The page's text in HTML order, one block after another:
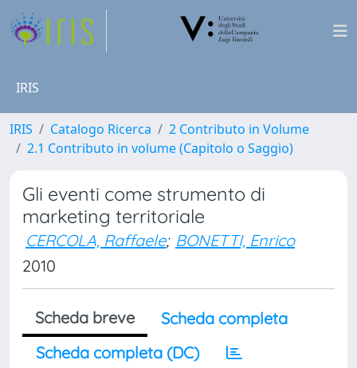
IRIS
IRIS Catalogo Ricerca
2 Contributo in Volume
2.1 Contributo in volume (Capitolo o Saggio)
Gli eventi come strumento di
marketing territoriale
CERCOLA, Raffaele; BONETTI, Enrico
2010
Scheda breve
Scheda completa
Scheda completa (DC)